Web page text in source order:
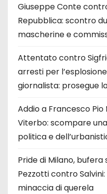
Giuseppe Conte
Repubblica: scontro
mascherine e
Attentato contro
arresti per
giornalista: prosegue
Addio a Francesco
Viterbo: scompare
politica e
Pride di Milano, bufera
Pezzotti contro
minaccia di querela